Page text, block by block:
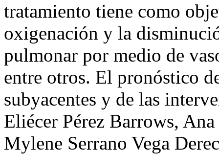
tratamiento tiene como
oxigenación y la
pulmonar por medio de
entre otros. El pronóstico
subyacentes y de las
Eliécer Pérez Barrows,
Mylene Serrano Vega